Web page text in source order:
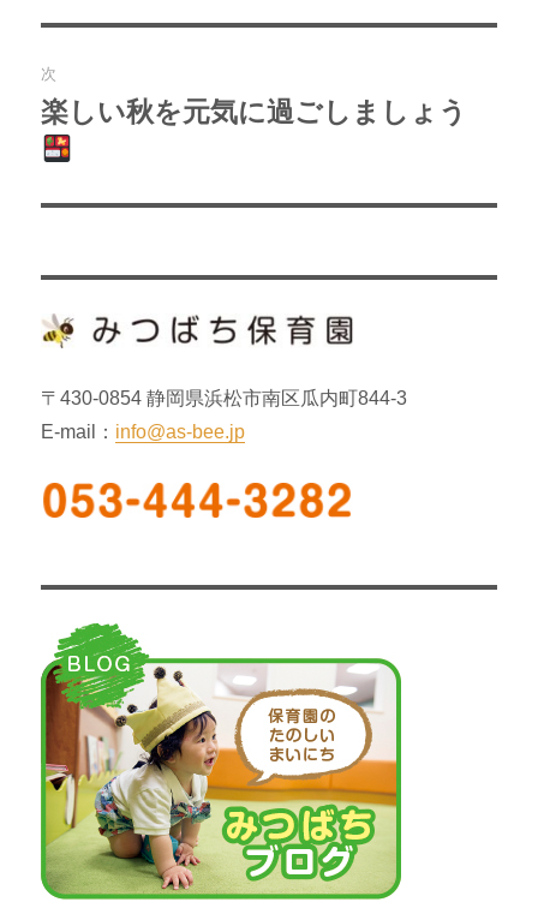
ビ
ゲ
ー
シ
ン
の
投
稿:
次
次
の
稿:
楽しい秋を元気に過ごしましょう
〒430-0854 静岡県浜松市南区瓜内町844-3
E-mail： info@as-bee.jp